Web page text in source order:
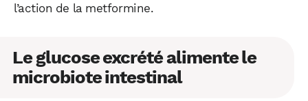
l’action de la metformine.
Le glucose excrété alimente le
microbiote intestinal